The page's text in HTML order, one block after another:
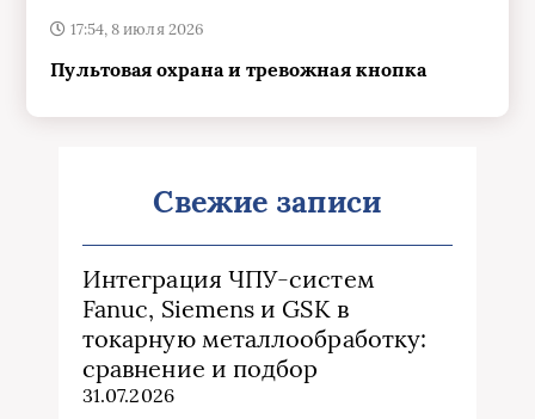
17:54, 8 июля 2026
Пультовая охрана и тревожная кнопка
Свежие записи
Интеграция ЧПУ-систем
Fanuc, Siemens и GSK в
токарную металлообработку:
сравнение и подбор
31.07.2026